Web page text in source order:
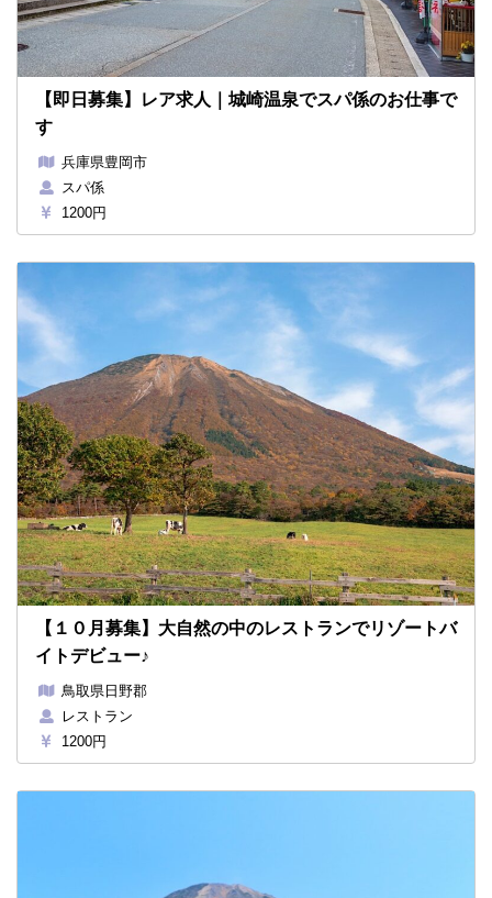
【即日募集】レア求人｜城崎温泉でスパ係のお仕事で
す
兵庫県豊岡市
スパ係
1200円
【１０月募集】大自然の中のレストランでリゾートバ
イトデビュー♪
鳥取県日野郡
レストラン
1200円